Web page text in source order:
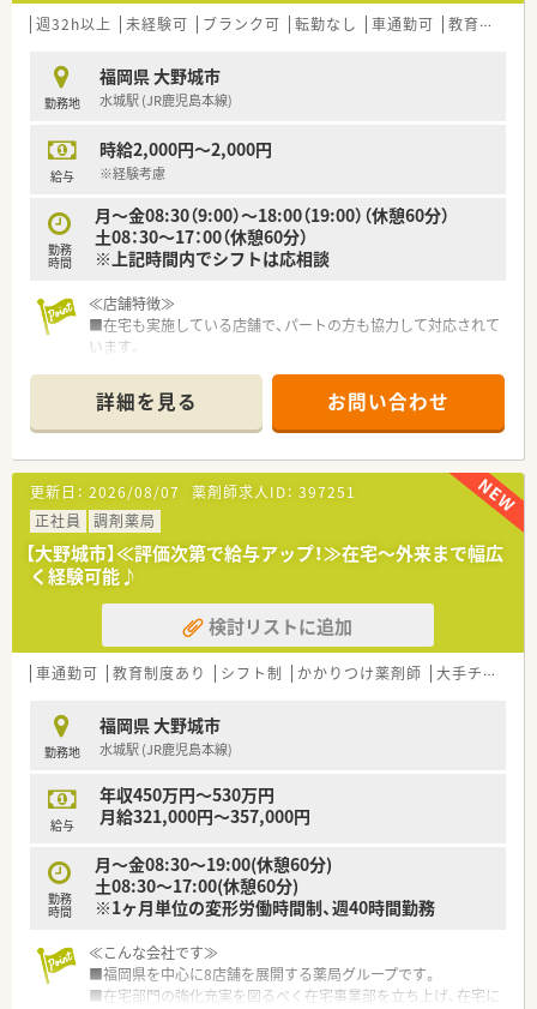
週32h以上 未経験可 ブランク可 転勤なし 車通勤可 教育制度あり
勤務地
福岡県 大野城市
水城駅 (JR鹿児島本線)
給与
時給2,000円～2,000円
※経験考慮
勤務
時間
月～金08:30（9:00）～18:00（19:00）（休憩60分）
土08：30～17：00（休憩60分）
※上記時間内でシフトは応相談
≪店舗特徴≫
■在宅も実施している店舗で、パートの方も協力して対応されて
います。
地域の皆様と関われる店舗作りをしています。
■シフトは相談OKです。ラストまで入れる方大歓迎！
≪こんな薬局です≫
■福岡県内に7店舗展開の調剤薬局です。
■新規オープン予定も有り、成長企業です。
■全店舗で在宅業務にも積極的に取り組んでいます。
■仕事への取組みの姿勢などを考慮し、賞与・昇給など評価頂け
る会社です。
詳細を見る お問い合わせ
更新日： 2026/08/07 薬剤師求人ID： 397251
正社員
調剤薬局
【大野城市】≪評価次第で給与アップ！≫在宅～外来まで幅広
く経験可能♪
検討リストに追加
車通勤可 教育制度あり シフト制 かかりつけ薬剤師 大手チェーン以外
勤務地
福岡県 大野城市
水城駅 (JR鹿児島本線)
給与
年収450万円～530万円
月給321,000円～357,000円
勤務
時間
月～金08:30～19:00(休憩60分)
土08:30～17:00(休憩60分)
※1ヶ月単位の変形労働時間制、週40時間勤務
≪こんな会社です≫
■福岡県を中心に8店舗を展開する薬局グループです。
■在宅部門の強化充実を図るべく在宅事業部を立ち上げ、在宅に